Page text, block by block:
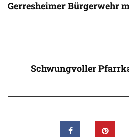
Gerresheimer Bürgerwehr
Schwungvoller